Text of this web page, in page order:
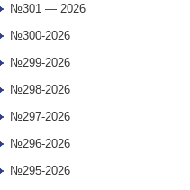
№301 — 2026
№300-2026
№299-2026
№298-2026
№297-2026
№296-2026
№295-2026